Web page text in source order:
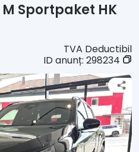
M Sportpaket HK
TVA Deductibil
ID anunț: 298234